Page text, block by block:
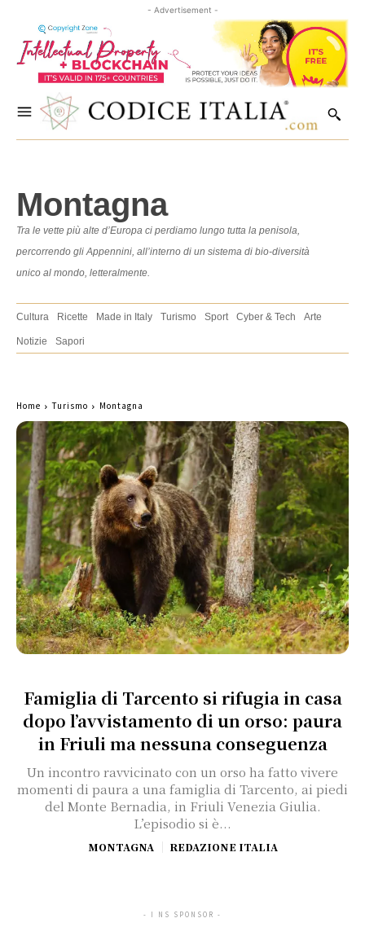
- Advertisement -
Montagna
Tra le vette più alte d’Europa ci perdiamo lungo tutta la penisola,
percorrendo gli Appennini, all’interno di un sistema di bio-diversità
unico al mondo, letteralmente.
Cultura Ricette Made in Italy Turismo Sport Cyber & Tech Arte
Notizie Sapori
Home Turismo Montagna
Famiglia di Tarcento si rifugia in casa
dopo l’avvistamento di un orso: paura
in Friuli ma nessuna conseguenza
Un incontro ravvicinato con un orso ha fatto vivere
momenti di paura a una famiglia di Tarcento, ai piedi
del Monte Bernadia, in Friuli Venezia Giulia.
L’episodio si è...
MONTAGNA REDAZIONE ITALIA
- I NS SPONSOR -